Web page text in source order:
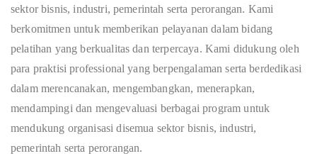
sektor bisnis, industri, pemerintah serta perorangan. Kami
berkomitmen untuk memberikan pelayanan dalam bidang
pelatihan yang berkualitas dan terpercaya. Kami didukung oleh
para praktisi professional yang berpengalaman serta berdedikasi
dalam merencanakan, mengembangkan, menerapkan,
mendampingi dan mengevaluasi berbagai program untuk
mendukung organisasi disemua sektor bisnis, industri,
pemerintah serta perorangan.